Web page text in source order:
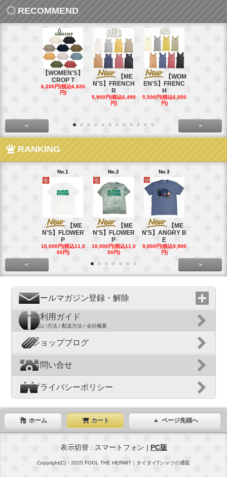
RECOMMEND
【WOMEN'S】
CROP T
6,200円(税込6,820
円)
【ME
N'S】FRENCH
R
5,900円(税込6,490
円)
【WOM
EN'S】FRENC
H
5,500円(税込6,050
円)
< >
RANKING
No.1
【ME
N'S】FLOWER
P
10,000円(税込11,0
00円)
No.2
【ME
N'S】FLOWER
P
10,000円(税込11,0
00円)
No.3
【ME
N'S】ANGRY B
E
9,000円(税込9,900
円)
< >
メールマガジン登録・解除
ご利用ガイド
支払い方法 / 配送方法 / 会社概要
ショップブログ
お問い合せ
プライバシーポリシー
ホーム カート ページ先頭へ
表示切替 : スマートフォン | PC版
Copyright(C)・2025 FOOL THE HERMIT｜タイダイTシャツの通販